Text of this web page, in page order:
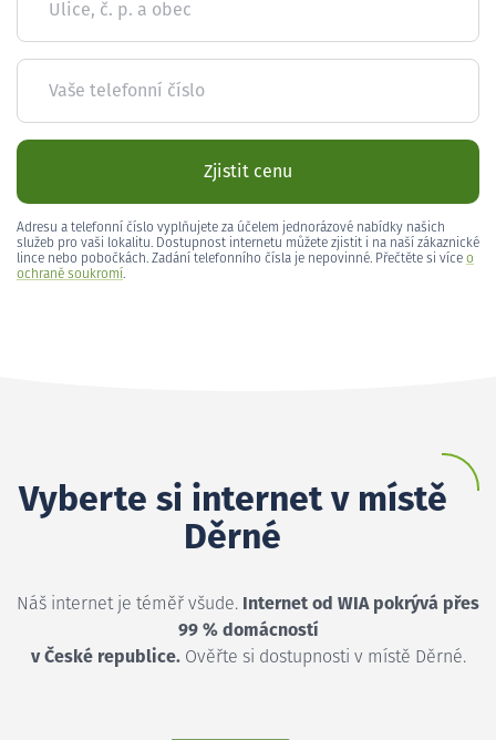
Ulice, č. p. a obec
Vaše telefonní číslo
Zjistit cenu
Adresu a telefonní číslo vyplňujete za účelem jednorázové nabídky našich
služeb pro vaši lokalitu. Dostupnost internetu můžete zjistit i na naší zákaznické
lince nebo pobočkách. Zadání telefonního čísla je nepovinné. Přečtěte si více o
ochraně soukromí.
Vyberte si internet v místě
Děrné
Náš internet je téměř všude. Internet od WIA pokrývá přes
99 % domácností
v České republice.Ověřte si dostupnosti v místě Děrné.